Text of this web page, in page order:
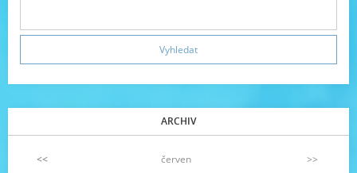
ARCHIV
<< červen
>>